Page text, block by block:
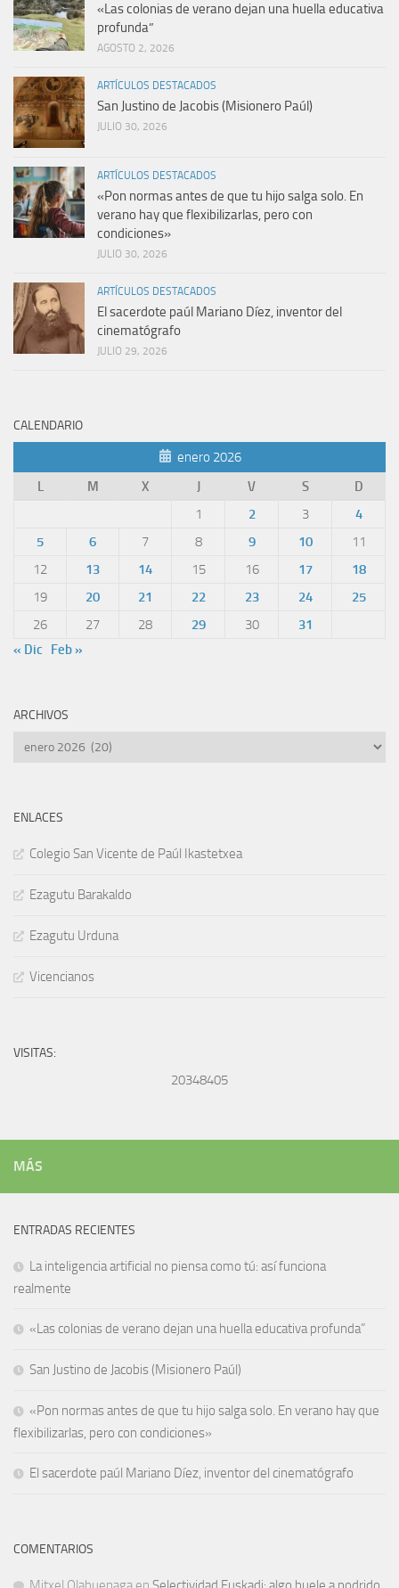
«Las colonias de verano dejan una huella educativa
profunda”
AGOSTO 2, 2026
ARTÍCULOS DESTACADOS
San Justino de Jacobis (Misionero Paúl)
JULIO 30, 2026
ARTÍCULOS DESTACADOS
«Pon normas antes de que tu hijo salga solo. En
verano hay que flexibilizarlas, pero con
condiciones»
JULIO 30, 2026
ARTÍCULOS DESTACADOS
El sacerdote paúl Mariano Díez, inventor del
cinematógrafo
JULIO 29, 2026
CALENDARIO
enero 2026
L
M X J V S
D
1
2 3
4
5
6 7 8 9 10
11
12
13 14 15 16 17
18
19
20 21 22 23 24
25
26
27 28 29 30
31
« Dic
Feb »
ARCHIVOS
Archivos
ENLACES
Colegio San Vicente de Paúl Ikastetxea
Ezagutu Barakaldo
Ezagutu Urduna
Vicencianos
VISITAS:
20348405
MÁS
ENTRADAS RECIENTES
La inteligencia artificial no piensa como tú: así funciona
realmente
«Las colonias de verano dejan una huella educativa profunda”
San Justino de Jacobis (Misionero Paúl)
«Pon normas antes de que tu hijo salga solo. En verano hay que
flexibilizarlas, pero con condiciones»
El sacerdote paúl Mariano Díez, inventor del cinematógrafo
COMENTARIOS